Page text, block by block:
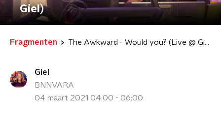
Giel)
Fragmenten The Awkward - Would you? (Live @ Giel)
Giel
BNNVARA
04 maart 2021 04:00 - 06:00